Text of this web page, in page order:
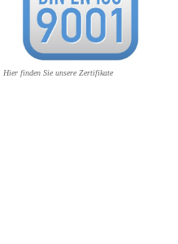
Hier finden Sie unsere Zertifikate